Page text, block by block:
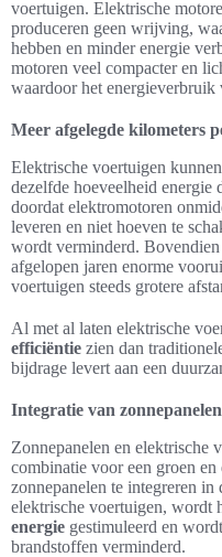
voertuigen. Elektrische
produceren geen wrijving,
hebben en minder energie
motoren veel compacter en
waardoor het
Meer afgelegde kilometers
Elektrische voertuigen
dezelfde hoeveelheid
doordat elektromotoren
leveren en niet hoeven te
wordt verminderd.
afgelopen jaren enorme
voertuigen steeds grotere
Al met al laten elektrische
efficiëntie zien dan
bijdrage levert aan een
Integratie van
Zonnepanelen en elektrische
combinatie voor een groen
zonnepanelen te integreren
elektrische voertuigen, wordt
energie gestimuleerd en
brandstoffen verminderd.